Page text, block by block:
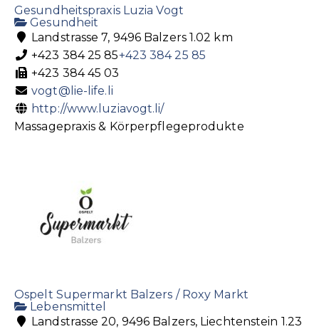
Gesundheitspraxis Luzia Vogt
Gesundheit
Landstrasse 7, 9496 Balzers 1.02 km
+423 384 25 85+423 384 25 85
+423 384 45 03
vogt@lie-life.li
http://www.luziavogt.li/
Massagepraxis & Körperpflegeprodukte
Ospelt Supermarkt Balzers / Roxy Markt
Lebensmittel
Landstrasse 20, 9496 Balzers, Liechtenstein 1.23